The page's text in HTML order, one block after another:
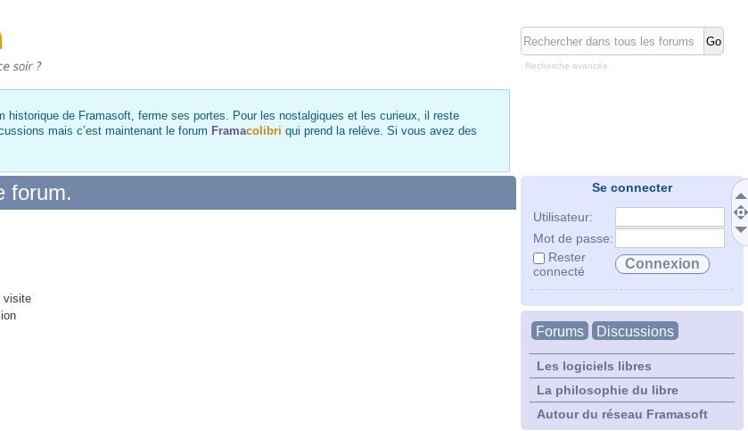
Recherche avancée
historique de Framasoft, ferme ses portes. Pour les nostalgiques et les curieux, il reste
mais c’est maintenant le forum Framacolibri qui prend la relève. Si vous avez des
Se connecter
Utilisateur:
Mot de passe:
Rester
connecté
Forums Discussions
Les logiciels libres
La philosophie du libre
Autour du réseau Framasoft
forum.
visite